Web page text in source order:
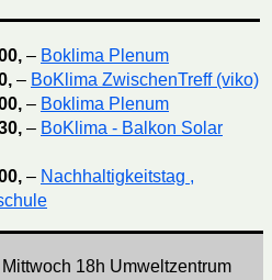
, – Boklima Plenum
, – BoKlima ZwischenTreff (viko)
, – Boklima Plenum
, – BoKlima - Balkon Solar
, – Nachhaltigkeitstag ,
18h Umweltzentrum